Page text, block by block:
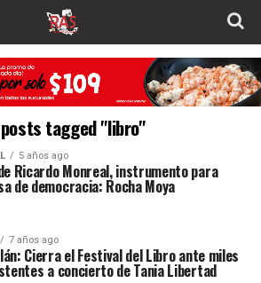
tagged "libro"
5 años ago
Ricardo Monreal, instrumento para
de democracia: Rocha Moya
7 años ago
Cierra el Festival del Libro ante miles
a concierto de Tania Libertad